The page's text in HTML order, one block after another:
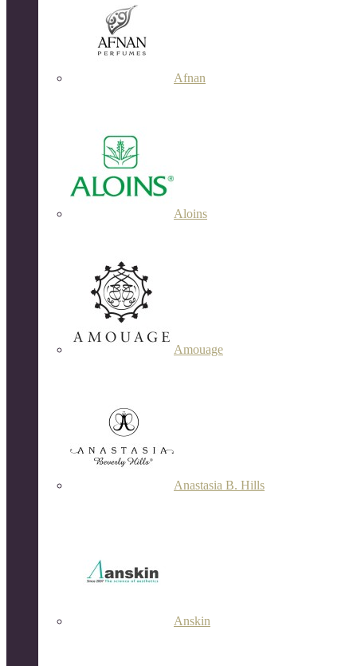
Afnan
Aloins
Amouage
Anastasia B. Hills
Anskin